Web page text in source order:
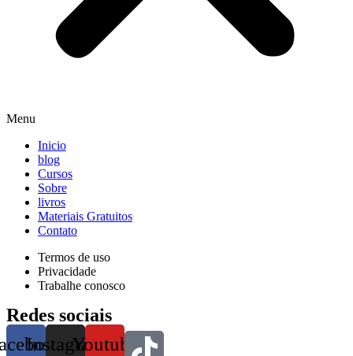
Menu
Inicio
blog
Cursos
Sobre
livros
Materiais Gratuitos
Contato
Termos de uso
Privacidade
Trabalhe conosco
Redes sociais
InstagramYoutube